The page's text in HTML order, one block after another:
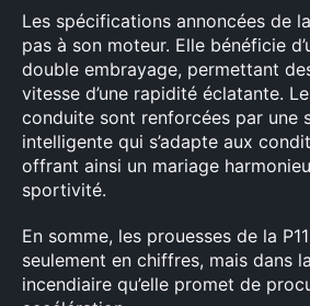
Les spécifications annoncées de
pas à son moteur. Elle bénéficie
double embrayage, permettant
vitesse d’une rapidité éclatante.
conduite sont renforcées par une
intelligente qui s’adapte aux
offrant ainsi un mariage
sportivité.
En somme, les prouesses de la
seulement en chiffres, mais dans
incendiaire qu’elle promet de